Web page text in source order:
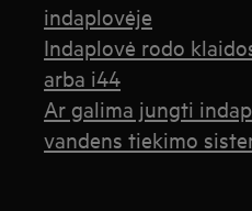
indaplovėje
Indaplovė rodo
arba i44
Ar galima jungti
vandens tiekimo